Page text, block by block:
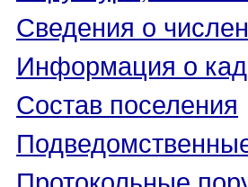
Сведения о
Информация о
Состав поселения